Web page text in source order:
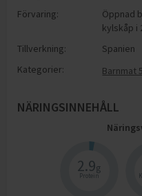
Förvaring:
Öppnad
kylskåp i
Tillverkning:
Spanien
Kategorier:
Barnmat
NÄRINGSINNEHÅLL
2.9g
Protein